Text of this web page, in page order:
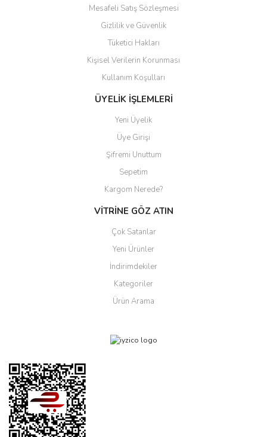
Gönder
Mesafeli Satış Sözleşmesi
Gizlilik ve Güvenlik
Tüketici Hakları
Kişisel Verilerin Korunması
Kullanım Koşulları
ÜYELİK İŞLEMLERİ
Yeni Üyelik
Üye Girişi
Şifremi Unuttum
Sepetim
Kargom Nerede?
VİTRİNE GÖZ ATIN
Çok Satanlar
Yeni Ürünler
İndirimdekiler
Kategoriler
Ürün Arama